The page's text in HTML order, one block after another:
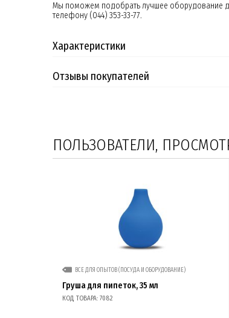
Мы поможем подобрать лучшее оборудование
телефону (044) 353-33-77.
Характеристики
Отзывы покупателей
ПОЛЬЗОВАТЕЛИ,
ВСЕ ДЛЯ ОПЫТОВ (ПОСУДА И ОБОРУДОВАНИЕ)
Груша для пипеток, 35 мл
КОД ТОВАРА: 7082